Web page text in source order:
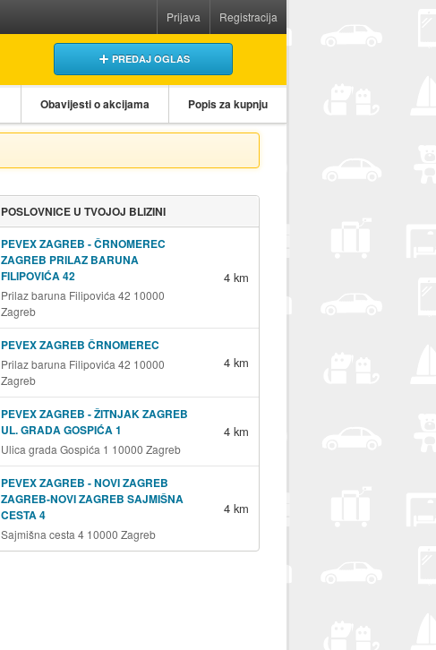
Prijava Registracija
PREDAJ OGLAS
Obavijesti o akcijama Popis za kupnju
POSLOVNICE U TVOJOJ BLIZINI
PEVEX ZAGREB - ČRNOMEREC
ZAGREB PRILAZ BARUNA
FILIPOVIĆA 42
Prilaz baruna Filipovića 42 10000
Zagreb
4 km
PEVEX ZAGREB ČRNOMEREC
Prilaz baruna Filipovića 42 10000
Zagreb
4 km
PEVEX ZAGREB - ŽITNJAK ZAGREB
UL. GRADA GOSPIĆA 1
Ulica grada Gospića 1 10000 Zagreb
4 km
PEVEX ZAGREB - NOVI ZAGREB
ZAGREB-NOVI ZAGREB SAJMIŠNA
CESTA 4
Sajmišna cesta 4 10000 Zagreb
4 km